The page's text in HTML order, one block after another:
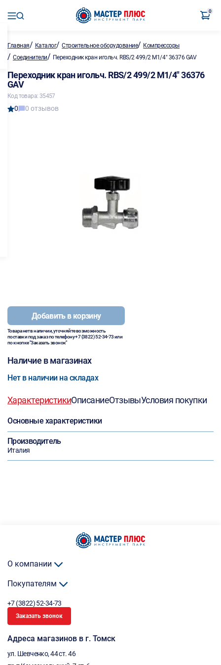
0
Главная/ Каталог/Строительное оборудование/ Компрессоры
/ Соединители/ Переходник кран игольч. RBS/2 499/2 M1/4" 36376 GAV
Переходник кран игольч. RBS/2 499/2 M1/4" 36376
GAV
Код товара: 35457
0 0 отзывов
Добавить в корзину
Товара нет в наличии, уточняйте возможность
поставки под заказ по телефону+7 (3822) 52-34-73или
по кнопке "Заказать звонок"
Наличие в магазинах
Нет в наличии на складах
ХарактеристикиОписаниеОтзывыУсловия покупки
Основные характеристики
Производитель
Италия
О компании
Покупателям
+7 (3822) 52-34-73
Заказать звонок
Адреса магазинов в г. Томск
ул. Шевченко, 44 ст. 46